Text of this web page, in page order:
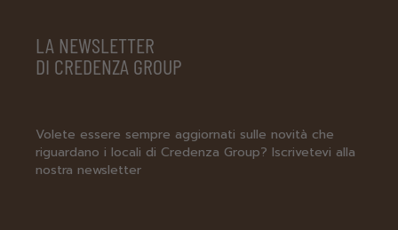
LA NEWSLETTER
DI CREDENZA GROUP
Volete essere sempre aggiornati sulle novità che
riguardano i locali di Credenza Group? Iscrivetevi alla
nostra newsletter